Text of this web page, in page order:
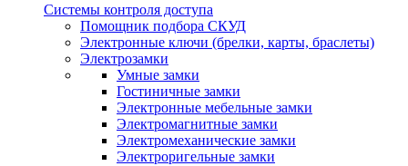
Системы контроля доступа
Помощник подбора СКУД
Электронные ключи (брелки, карты, браслеты)
Электрозамки
Умные замки
Гостиничные замки
Электронные мебельные замки
Электромагнитные замки
Электромеханические замки
Электроригельные замки